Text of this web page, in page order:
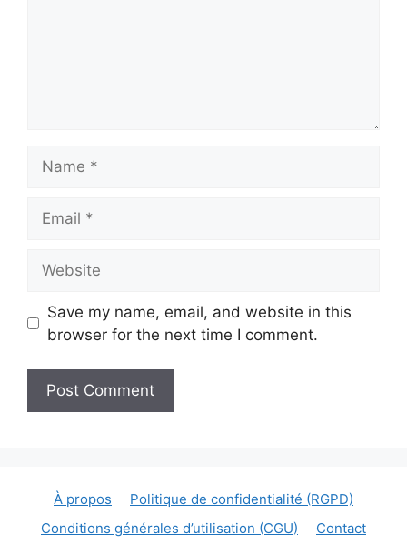
Save my name, email, and website in this
browser for the next time I comment.
À propos
Politique de confidentialité (RGPD)
Conditions générales d’utilisation (CGU)
Contact